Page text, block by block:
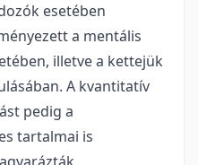
esetében
a mentális
illetve a kettejük
A kvantitatív
pedig a
tartalmai is